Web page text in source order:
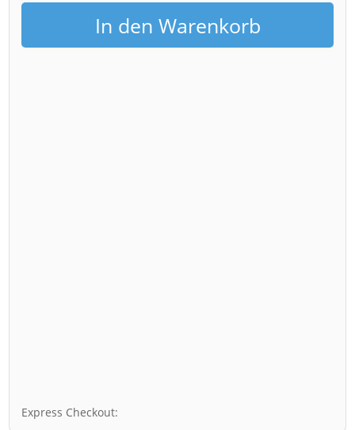
Menge
In den Warenkorb
Express Checkout: